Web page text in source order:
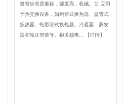
缝管钛管质量轻，强度高，机械。它 应用
于热交换设备，如列管式换热器、盘管式
换热器、蛇形管式换热器、冷凝器、蒸发
器和输送管道等。很多核电...
【详情】